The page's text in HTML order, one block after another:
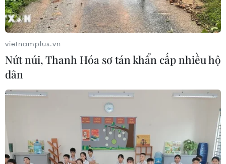
vietnamplus.vn
Nứt núi, Thanh Hóa sơ tán khẩn cấp nhiều hộ
dân